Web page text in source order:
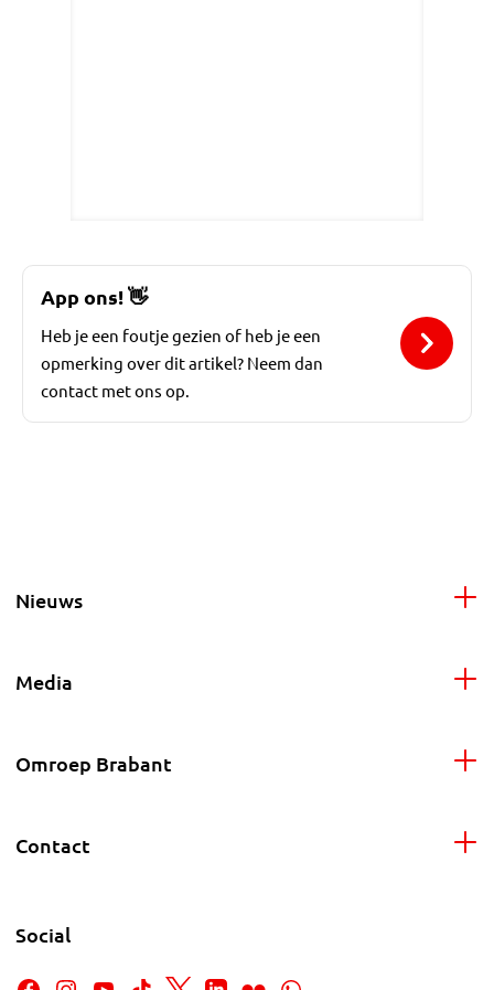
App ons! 👋
Heb je een foutje gezien of heb je een
opmerking over dit artikel? Neem dan
contact met ons op.
Nieuws
Media
Omroep Brabant
Contact
Social